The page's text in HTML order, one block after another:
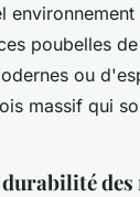
poubelles
ou
massif qui